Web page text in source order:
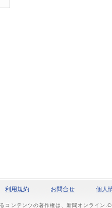
利用規約 お問合せ 個人
コンテンツの著作権は、新聞オンライン